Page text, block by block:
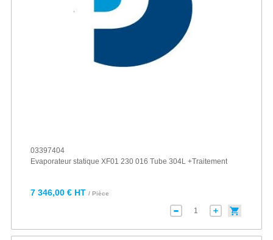
03397404
Evaporateur statique XF01 230 016 Tube 304L +Traitement
7 346,00 € HT / Pièce